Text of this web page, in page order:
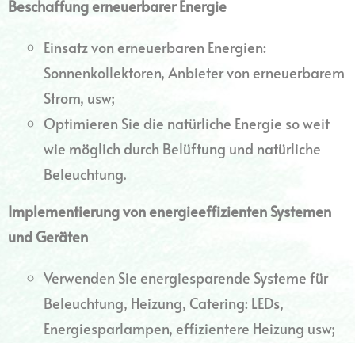
Beschaffung erneuerbarer Energie
Einsatz von erneuerbaren Energien:
Sonnenkollektoren, Anbieter von erneuerbarem
Strom, usw;
Optimieren Sie die natürliche Energie so weit
wie möglich durch Belüftung und natürliche
Beleuchtung.
Implementierung von energieeffizienten Systemen
und Geräten
Verwenden Sie energiesparende Systeme für
Beleuchtung, Heizung, Catering: LEDs,
Energiesparlampen, effizientere Heizung usw;